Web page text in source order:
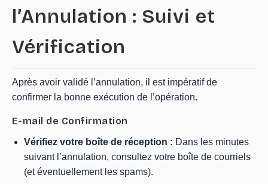
l’Annulation : Suivi et
Vérification
Après avoir validé l’annulation, il est impératif de
confirmer la bonne exécution de l’opération.
E-mail de Confirmation
Vérifiez votre boîte de réception : Dans les minutes
suivant l’annulation, consultez votre boîte de courriels
(et éventuellement les spams).